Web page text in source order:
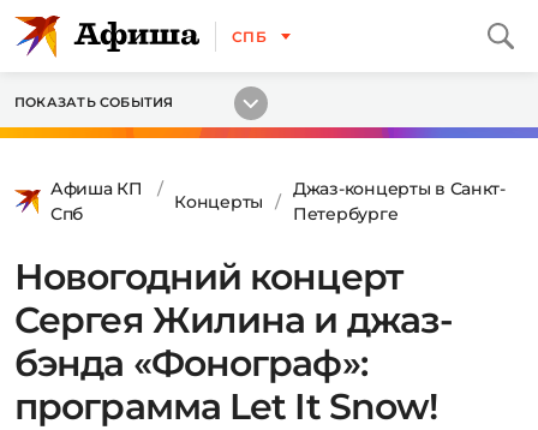
СПБ
ПОКАЗАТЬ СОБЫТИЯ
Афиша КП
Спб
Концерты
Джаз-концерты в Санкт-
Петербурге
Новогодний концерт
Сергея Жилина и джаз-
бэнда «Фонограф»:
программа Let It Snow!